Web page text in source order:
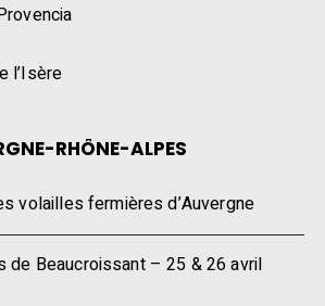
l’Isère
RHÔNE-ALPES
volailles fermières d’Auvergne
de Beaucroissant – 25 & 26 avril